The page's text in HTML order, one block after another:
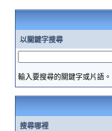
以關鍵字搜尋
輸入要搜尋的關鍵字或片語。
搜尋哪裡